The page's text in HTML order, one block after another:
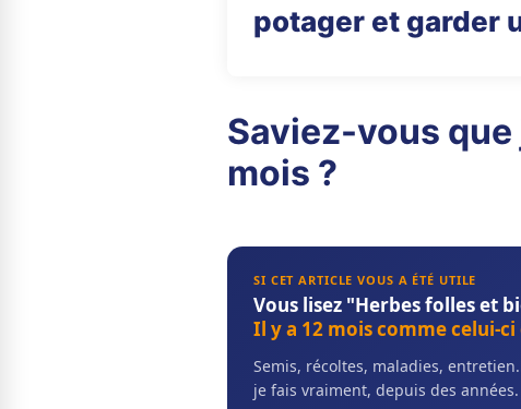
potager et garder
Saviez-vous
mois ?
SI CET ARTICLE VOUS A ÉTÉ UTILE
Vous lisez "Herbes folles et
Il y a 12 mois comme celui-
Semis, récoltes, maladies,
je fais vraiment, depuis des années.